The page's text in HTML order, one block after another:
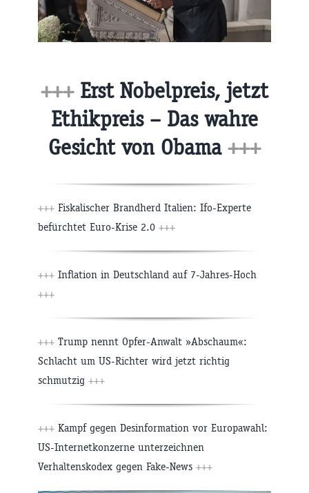
+++ Erst Nobelpreis, jetzt
Ethikpreis – Das wahre
Gesicht von Obama +++
+++ Fiskalischer Brandherd Italien: Ifo-Experte
befürchtet Euro-Krise 2.0 +++
+++ Inflation in Deutschland auf 7-Jahres-Hoch
+++
+++ Trump nennt Opfer-Anwalt »Abschaum«:
Schlacht um US-Richter wird jetzt richtig
schmutzig +++
+++ Kampf gegen Desinformation vor Europawahl:
US-Internetkonzerne unterzeichnen
Verhaltenskodex gegen Fake-News +++